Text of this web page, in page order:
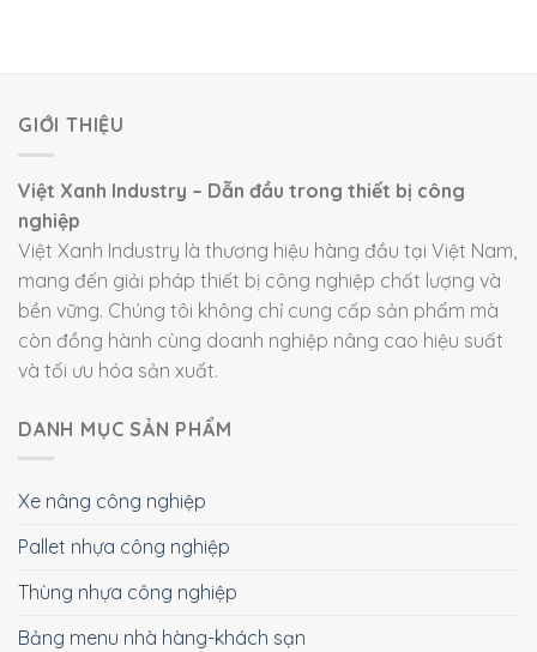
GIỚI THIỆU
Việt Xanh Industry – Dẫn đầu trong thiết bị công
nghiệp
Việt Xanh Industry là thương hiệu hàng đầu tại Việt Nam,
mang đến giải pháp thiết bị công nghiệp chất lượng và
bền vững. Chúng tôi không chỉ cung cấp sản phẩm mà
còn đồng hành cùng doanh nghiệp nâng cao hiệu suất
và tối ưu hóa sản xuất.
DANH MỤC SẢN PHẨM
Xe nâng công nghiệp
Pallet nhựa công nghiệp
Thùng nhựa công nghiệp
Bảng menu nhà hàng-khách sạn